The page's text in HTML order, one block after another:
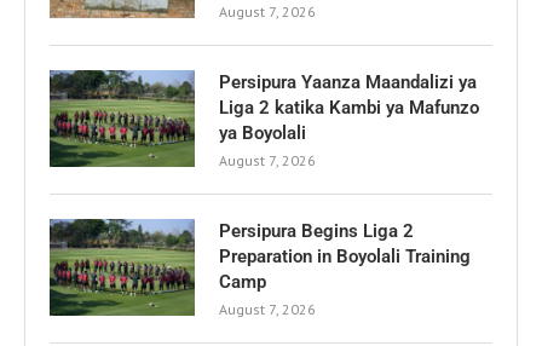
August 7, 2026
Persipura Yaanza Maandalizi ya
Liga 2 katika Kambi ya Mafunzo
ya Boyolali
August 7, 2026
Persipura Begins Liga 2
Preparation in Boyolali Training
Camp
August 7, 2026